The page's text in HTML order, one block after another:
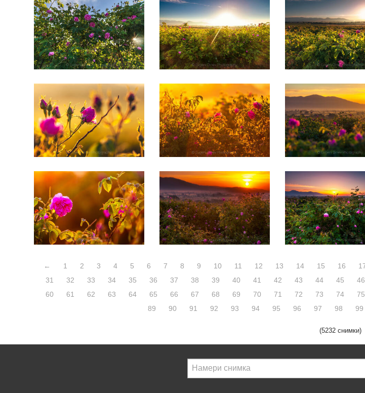
← 1 2 3 4 5 6 7 8 9 10 11 12 13 14 15 16
31
32 33 34 35 36 37 38 39 40 41 42 43 44 45 46
60
61 62 63 64 65 66 67 68 69 70 71 72 73 74 75
89
90 91 92 93 94 95 96 97 98 99
(5232 снимки)